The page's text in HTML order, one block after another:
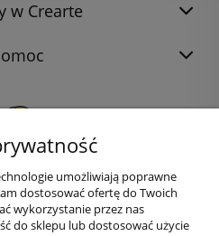
w Crearte
umożliwiają poprawne
dostosować ofertę do Twoich
wykorzystanie przez nas
do sklepu lub dostosować użycie